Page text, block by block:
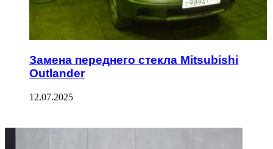
Замена переднего стекла Mitsubishi
Outlander
12.07.2025